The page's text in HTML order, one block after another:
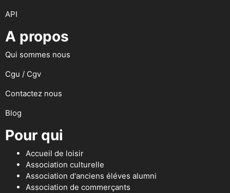
API
A propos
Qui sommes nous
Cgu / Cgv
Contactez nous
Blog
Pour qui
Accueil de loisir
Association culturelle
Association d'anciens éléves alumni
Association de commerçants